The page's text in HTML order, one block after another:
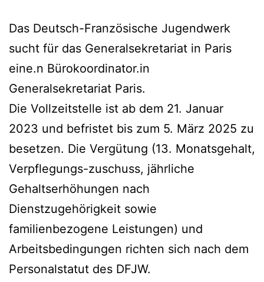
Das Deutsch-Französische Jugendwerk
sucht für das Generalsekretariat in Paris
eine.n Bürokoordinator.in
Generalsekretariat Paris.
Die Vollzeitstelle ist ab dem 21. Januar
2023 und befristet bis zum 5. März 2025 zu
besetzen. Die Vergütung (13. Monatsgehalt,
Verpflegungs-zuschuss, jährliche
Gehaltserhöhungen nach
Dienstzugehörigkeit sowie
familienbezogene Leistungen) und
Arbeitsbedingungen richten sich nach dem
Personalstatut des DFJW.